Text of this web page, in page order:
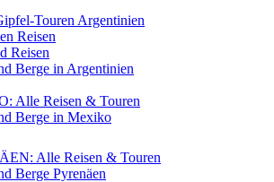
Touren Argentinien
Reisen
Reisen
Berge in Argentinien
Alle Reisen & Touren
Berge in Mexiko
Alle Reisen & Touren
Berge Pyrenäen